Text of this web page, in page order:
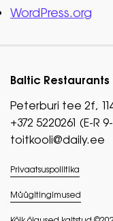
WordPress.org
Baltic Restaurants
Peterburi tee 2f,
+372 5220261 (E-R
toitkooli@daily.ee
Privaatsuspoliitika
Müügitingimused